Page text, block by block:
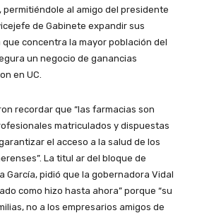
al amigo del presidente
de Gabinete expandir sus
concentra la mayor población del
un negocio de ganancias
en UC.
recordar que “las farmacias son
matriculados y dispuestas
el acceso a la salud de los
La titul ar del bloque de
García, pidió que la gobernadora Vidal
como hizo hasta ahora” porque “su
no a los empresarios amigos de